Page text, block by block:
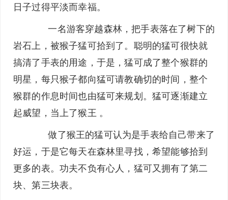
日子过得平淡而幸福。
一名游客穿越森林，把手表落在了树下的
岩石上，被猴子猛可拾到了。聪明的猛可很快就
搞清了手表的用途，于是，猛可成了整个猴群的
明星，每只猴子都向猛可请教确切的时间，整个
猴群的作息时间也由猛可来规划。猛可逐渐建立
起威望，当上了猴王 。
做了猴王的猛可认为是手表给自己带来了
好运，于是它每天在森林里寻找，希望能够拾到
更多的表。功夫不负有心人，猛可又拥有了第二
块、第三块表。